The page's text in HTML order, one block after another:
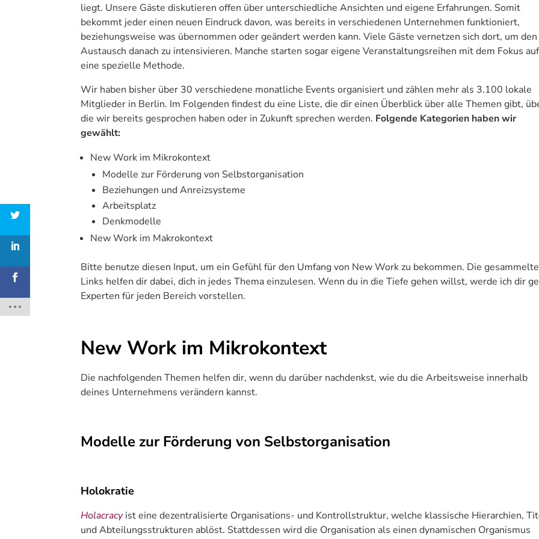
liegt. Unsere Gäste diskutieren offen über unterschiedliche Ansichten und eigene Erfahrungen. Somit
bekommt jeder einen neuen Eindruck davon, was bereits in verschiedenen Unternehmen funktioniert,
beziehungsweise was übernommen oder geändert werden kann. Viele Gäste vernetzen sich dort, um den
Austausch danach zu intensivieren. Manche starten sogar eigene Veranstaltungsreihen mit dem Fokus auf
eine spezielle Methode.
Wir haben bisher über 30 verschiedene monatliche Events organisiert und zählen mehr als 3.100 lokale
Mitglieder in Berlin. Im Folgenden findest du eine Liste, die dir einen Überblick über alle Themen gibt,
die wir bereits gesprochen haben oder in Zukunft sprechen werden. Folgende Kategorien haben wir
gewählt:
New Work im Mikrokontext
Modelle zur Förderung von Selbstorganisation
Beziehungen und Anreizsysteme
Arbeitsplatz
Denkmodelle
New Work im Makrokontext
Bitte benutze diesen Input, um ein Gefühl für den Umfang von New Work zu bekommen. Die
Links helfen dir dabei, dich in jedes Thema einzulesen. Wenn du in die Tiefe gehen willst, werde ich dir
Experten für jeden Bereich vorstellen.
New Work im Mikrokontext
Die nachfolgenden Themen helfen dir, wenn du darüber nachdenkst, wie du die Arbeitsweise innerhalb
deines Unternehmens verändern kannst.
Modelle zur Förderung von Selbstorganisation
Holokratie
Holacracyist eine dezentralisierte Organisations- und Kontrollstruktur, welche klassische Hierarchien,
und Abteilungsstrukturen ablöst. Stattdessen wird die Organisation als einen dynamischen Organismus